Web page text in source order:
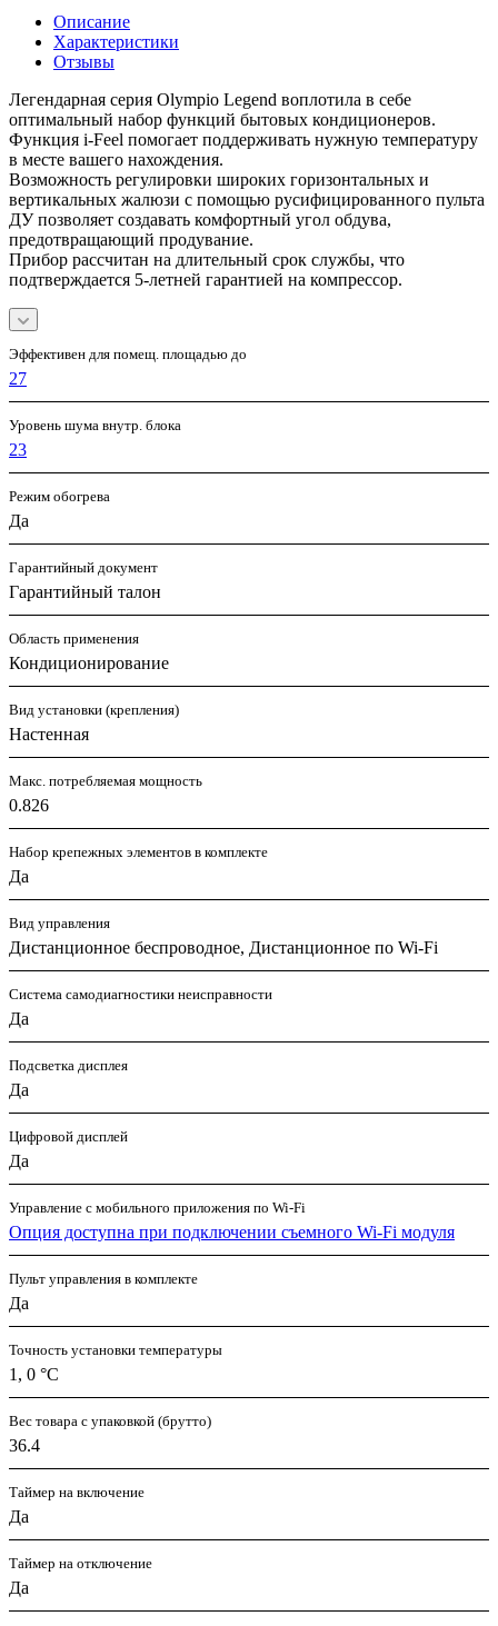
Описание
Характеристики
Отзывы
Легендарная серия Olympio Legend воплотила в себе
оптимальный набор функций бытовых кондиционеров.
Функция i-Feel помогает поддерживать нужную температуру
в месте вашего нахождения.
Возможность регулировки широких горизонтальных и
вертикальных жалюзи с помощью русифицированного пульта
ДУ позволяет создавать комфортный угол обдува,
предотвращающий продувание.
Прибор рассчитан на длительный срок службы, что
подтверждается 5-летней гарантией на компрессор.
Эффективен для помещ. площадью до
27
Уровень шума внутр. блока
23
Режим обогрева
Да
Гарантийный документ
Гарантийный талон
Область применения
Кондиционирование
Вид установки (крепления)
Настенная
Макс. потребляемая мощность
0.826
Набор крепежных элементов в комплекте
Да
Вид управления
Дистанционное беспроводное, Дистанционное по Wi-Fi
Система самодиагностики неисправности
Да
Подсветка дисплея
Да
Цифровой дисплей
Да
Управление c мобильного приложения по Wi-Fi
Опция доступна при подключении съемного Wi-Fi модуля
Пульт управления в комплекте
Да
Точность установки температуры
1, 0 °С
Вес товара с упаковкой (брутто)
36.4
Таймер на включение
Да
Таймер на отключение
Да